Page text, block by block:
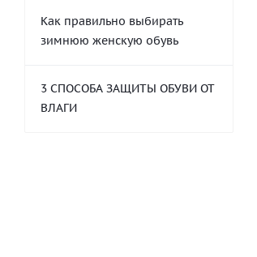
Как правильно выбирать
зимнюю женскую обувь
3 СПОСОБА ЗАЩИТЫ ОБУВИ ОТ
ВЛАГИ